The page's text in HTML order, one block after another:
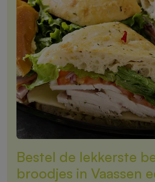
Bestel de lekkerste
broodjes in Vaassen